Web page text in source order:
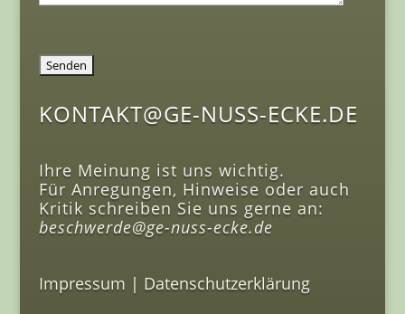
KONTAKT@GE-NUSS-ECKE.DE
Ihre Meinung ist uns wichtig.
Für Anregungen, Hinweise oder auch
Kritik schreiben Sie uns gerne an:
beschwerde@ge-nuss-ecke.de
Impressum | Datenschutzerklärung